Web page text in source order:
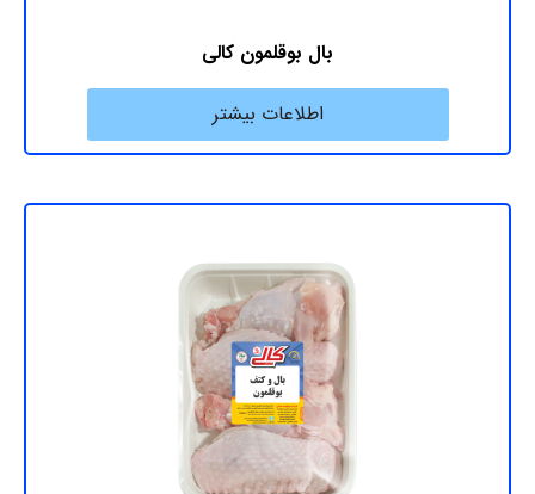
بال بوقلمون کالی
اطلاعات بیشتر